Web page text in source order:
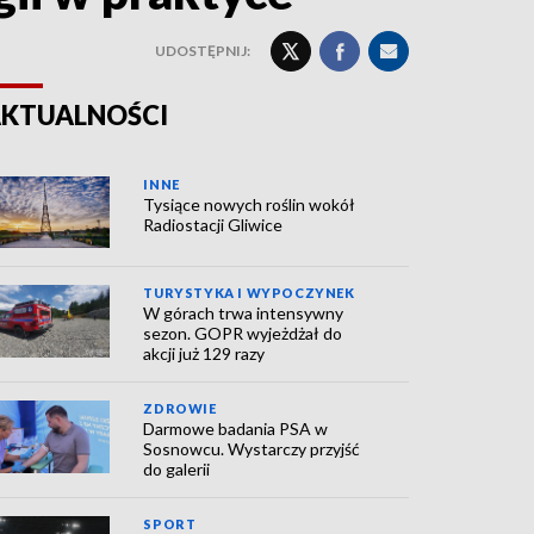
UDOSTĘPNIJ:
INNE
Tysiące nowych roślin wokół
Radiostacji Gliwice
TURYSTYKA I WYPOCZYNEK
W górach trwa intensywny
sezon. GOPR wyjeżdżał do
akcji już 129 razy
ZDROWIE
Darmowe badania PSA w
Sosnowcu. Wystarczy przyjść
do galerii
SPORT